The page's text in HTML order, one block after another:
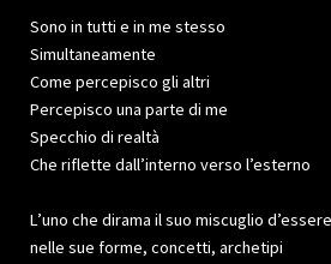
Sono in tutti e in me stesso
Simultaneamente
Come percepisco gli altri
Percepisco una parte di me
Specchio di realtà
Che riflette dall’interno verso l’esterno
L’uno che dirama il suo miscuglio
nelle sue forme, concetti, archetipi